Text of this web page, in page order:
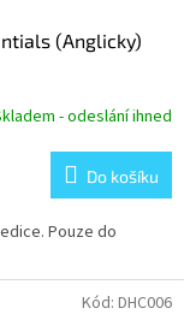
(Anglicky)
- odeslání ihned
Do košíku
Pouze do
Kód: DHC006